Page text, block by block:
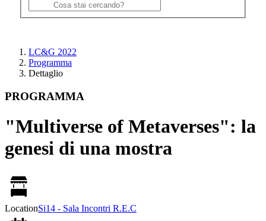
LC&G 2022
Programma
Dettaglio
PROGRAMMA
"Multiverse of Metaverses": la
genesi di una mostra
LocationSi14 - Sala Incontri R.E.C